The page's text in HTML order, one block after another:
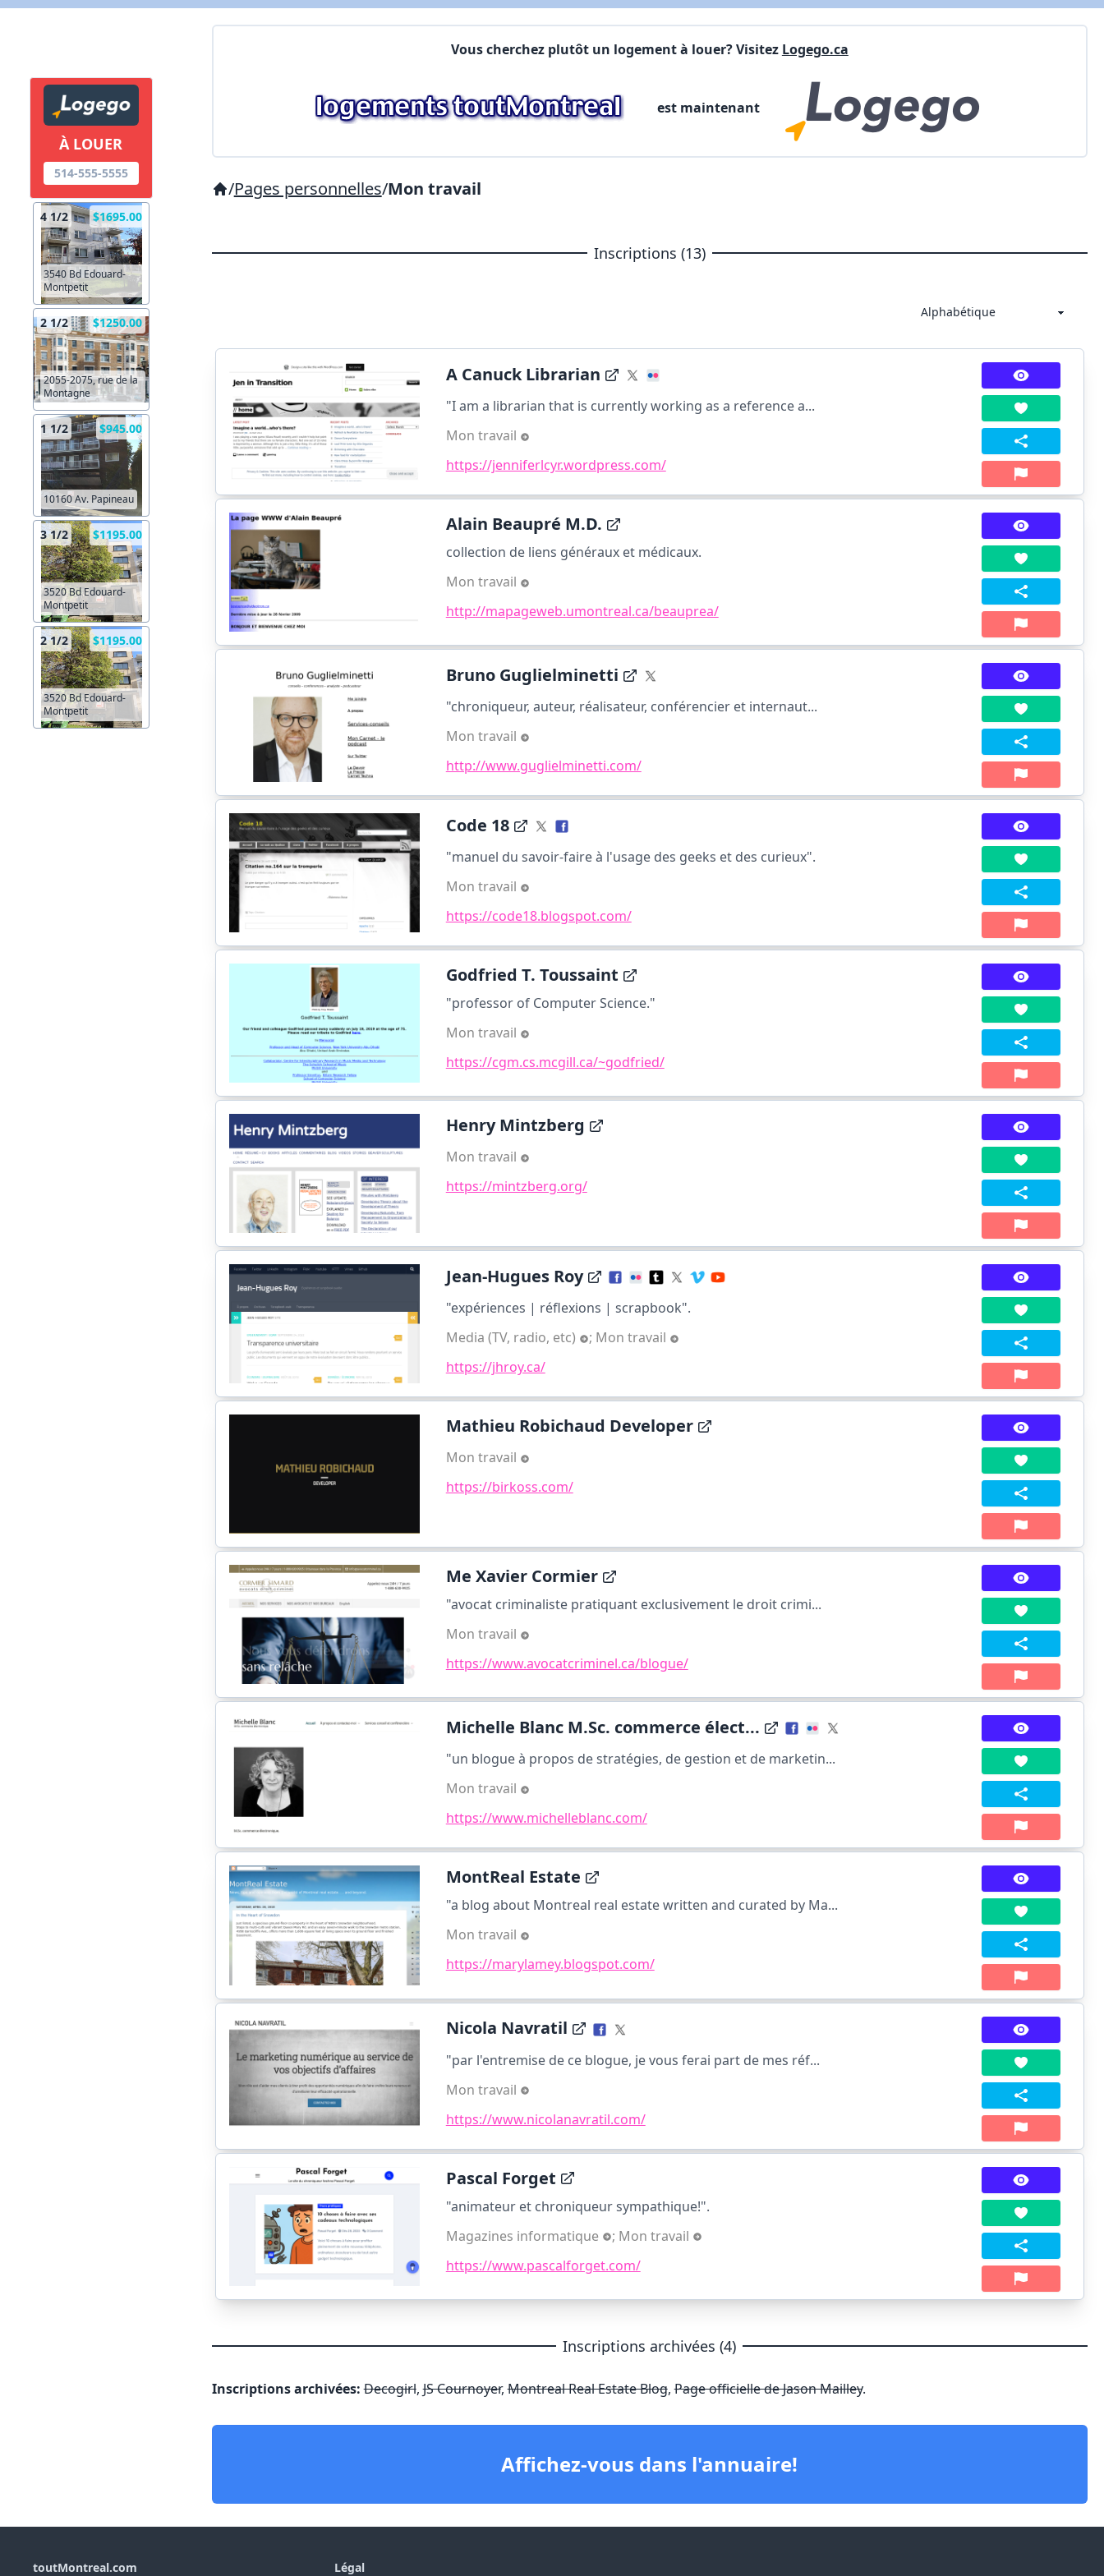
À LOUER
514-555-5555
4 1/2 $1695.00
3540 Bd Edouard-
Montpetit
2 1/2 $1250.00
2055-2075, rue de la
Montagne
1 1/2 $945.00
10160 Av. Papineau
3 1/2 $1195.00
3520 Bd Edouard-
Montpetit
2 1/2 $1195.00
3520 Bd Edouard-
Montpetit
Vous cherchez plutôt un logement à louer? Visitez Logego.ca
est maintenant
/Pages personnelles/Mon travail
Inscriptions (13)
A Canuck Librarian
"I am a librarian that is currently working as a reference a...
Mon travail
https://jenniferlcyr.wordpress.com/
Alain Beaupré M.D.
collection de liens généraux et médicaux.
Mon travail
http://mapageweb.umontreal.ca/beauprea/
Bruno Guglielminetti
"chroniqueur, auteur, réalisateur, conférencier et internaut...
Mon travail
http://www.guglielminetti.com/
Code 18
"manuel du savoir-faire à l'usage des geeks et des curieux".
Mon travail
https://code18.blogspot.com/
Godfried T. Toussaint
"professor of Computer Science."
Mon travail
https://cgm.cs.mcgill.ca/~godfried/
Henry Mintzberg
Mon travail
https://mintzberg.org/
Jean-Hugues Roy
"expériences | réflexions | scrapbook".
Media (TV, radio, etc)
; Mon travail
https://jhroy.ca/
Mathieu Robichaud Developer
Mon travail
https://birkoss.com/
Me Xavier Cormier
"avocat criminaliste pratiquant exclusivement le droit crimi...
Mon travail
https://www.avocatcriminel.ca/blogue/
Michelle Blanc M.Sc. commerce élect...
"un blogue à propos de stratégies, de gestion et de marketin...
Mon travail
https://www.michelleblanc.com/
MontReal Estate
"a blog about Montreal real estate written and curated by Ma...
Mon travail
https://marylamey.blogspot.com/
Nicola Navratil
"par l'entremise de ce blogue, je vous ferai part de mes réf...
Mon travail
https://www.nicolanavratil.com/
Pascal Forget
"animateur et chroniqueur sympathique!".
Magazines informatique
; Mon travail
https://www.pascalforget.com/
Inscriptions archivées (4)
Inscriptions archivées: Decogirl,JS Cournoyer,Montreal Real Estate Blog,Page officielle de Jason Mailley.
Affichez-vous dans l'annuaire!
toutMontreal.com Légal
Lien vers inscription (sera inclus dans courriel)